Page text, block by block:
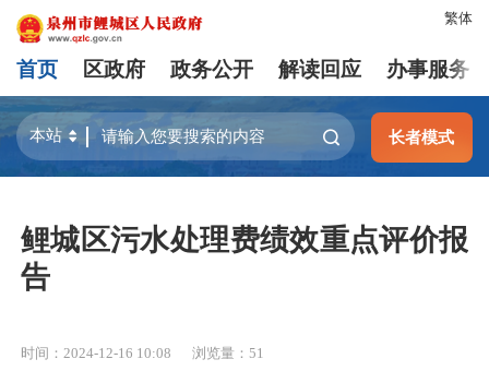
繁体
首页 区政府 政务公开 解读回应 办事服务
长者模式
鲤城区污水处理费绩效重点评价报
告
时间：2024-12-16 10:08 浏览量： 51